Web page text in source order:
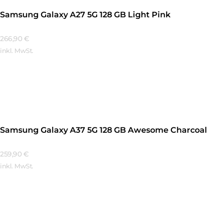
Samsung Galaxy A27 5G 128 GB Light Pink
266,90 €
inkl. MwSt.
Samsung Galaxy A37 5G 128 GB Awesome Charcoal
259,90 €
inkl. MwSt.